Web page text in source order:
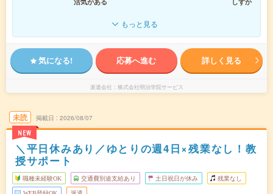
もっと見る
気になる! 応募へ進む 詳しく見る
派遣会社 株式会社明治学院サービス
未読
NEW
掲載日 2026/08/07
＼平日休みあり／ゆとりの週4日×残業なし！教
授サポート
職種未経験OK 交通費別途支給あり 土日祝日が休み 残業なし